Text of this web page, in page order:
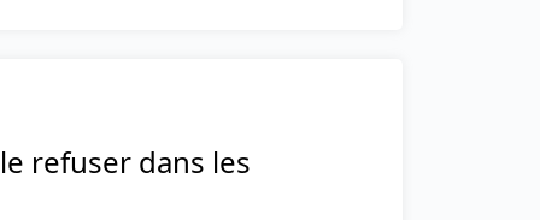
refuser dans les